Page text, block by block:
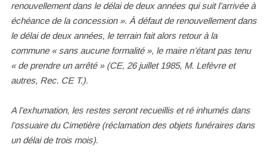
renouvellement dans le délai de deux années qui suit l’arrivée à
échéance de la concession ». À défaut de renouvellement dans
le délai de deux années, le terrain fait alors retour à la
commune « sans aucune formalité », le maire n’étant pas tenu
« de prendre un arrêté » (CE, 26 juillet 1985, M. Lefèvre et
autres, Rec. CE T.).
A l’exhumation, les restes seront recueillis et ré inhumés dans
l’ossuaire du Cimetière (réclamation des objets funéraires dans
un délai de trois mois).